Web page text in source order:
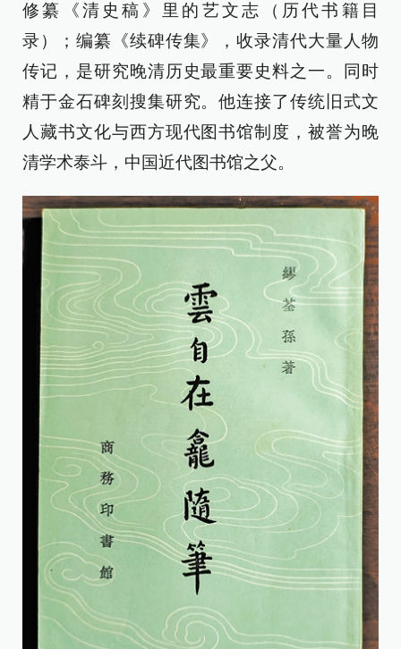
修纂《清史稿》里的艺文志（历代书籍目
录）；编纂《续碑传集》，收录清代大量人物
传记，是研究晚清历史最重要史料之一。同时
精于金石碑刻搜集研究。他连接了传统旧式文
人藏书文化与西方现代图书馆制度，被誉为晚
清学术泰斗，中国近代图书馆之父。